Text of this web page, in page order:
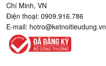
Chí Minh, VN
Điện thoại: 0909.916.786
E-mail: hotro@ketnoitieudung.vn